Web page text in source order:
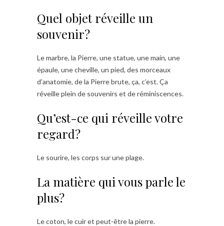
Quel objet réveille un
souvenir?
Le marbre, la Pierre, une statue, une main, une
épaule, une cheville, un pied, des morceaux
d’anatomie, de la Pierre brute, ça, c’est. Ça
réveille plein de souvenirs et de réminiscences.
Qu’est-ce qui réveille votre
regard?
Le sourire, les corps sur une plage.
La matière qui vous parle le
plus?
Le coton, le cuir et peut-être la pierre.